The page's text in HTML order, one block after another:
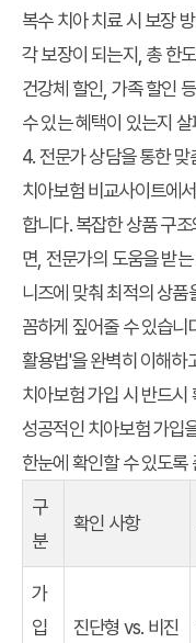
복수 치아 치료 시 보장
각 보장이 되는지, 총 한
건강체 할인, 가족 할인
수 있는 혜택이 있는지
4. 전문가 상담을 통한 맞
치아보험 비교사이트에
합니다. 복잡한 상품 구
면, 전문가의 도움을 받
니즈에 맞춰 최적의 상
꼼하게 짚어줄 수 있습니
활용법'을 완벽히 이해하
치아보험 가입 시 반드
성공적인 치아보험 가입
한눈에 확인할 수 있도록
구
분
확인 사항
가
입
진단형 vs. 비진